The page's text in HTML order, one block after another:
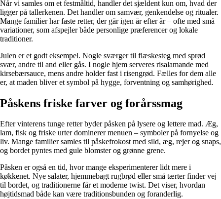
Når vi samles om et festmåltid, handler det sjældent kun om, hvad der
ligger på tallerkenen. Det handler om samvær, genkendelse og ritualer.
Mange familier har faste retter, der går igen år efter år – ofte med små
variationer, som afspejler både personlige præferencer og lokale
traditioner.
Julen er et godt eksempel. Nogle sværger til flæskesteg med sprød
svær, andre til and eller gås. I nogle hjem serveres risalamande med
kirsebærsauce, mens andre holder fast i risengrød. Fælles for dem alle
er, at maden bliver et symbol på hygge, forventning og samhørighed.
Påskens friske farver og forårssmag
Efter vinterens tunge retter byder påsken på lysere og lettere mad. Æg,
lam, fisk og friske urter dominerer menuen – symboler på fornyelse og
liv. Mange familier samles til påskefrokost med sild, æg, rejer og snaps,
og bordet pyntes med gule blomster og grønne grene.
Påsken er også en tid, hvor mange eksperimenterer lidt mere i
køkkenet. Nye salater, hjemmebagt rugbrød eller små tærter finder vej
til bordet, og traditionerne får et moderne twist. Det viser, hvordan
højtidsmad både kan være traditionsbunden og foranderlig.